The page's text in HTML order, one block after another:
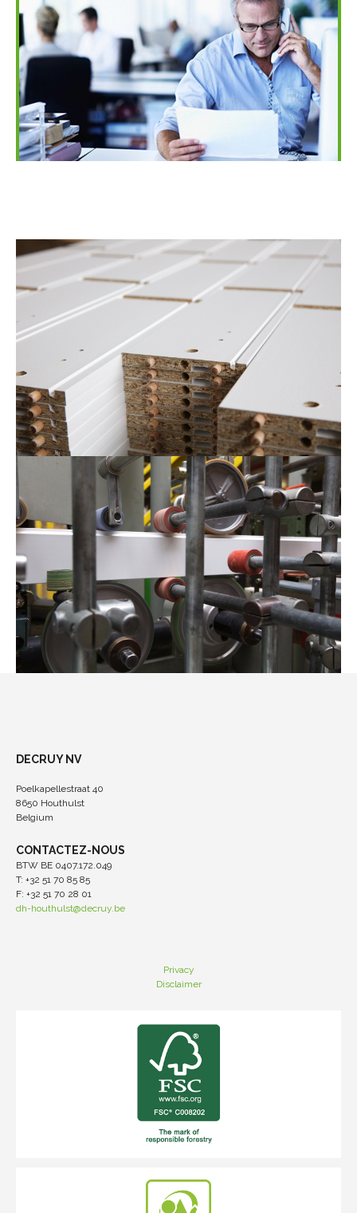
DECRUY NV
Poelkapellestraat 40
8650 Houthulst
Belgium
CONTACTEZ-NOUS
BTW BE 0407.172.049
T: +32 51 70 85 85
F: +32 51 70 28 01
dh-houthulst@decruy.be
Privacy
Disclaimer